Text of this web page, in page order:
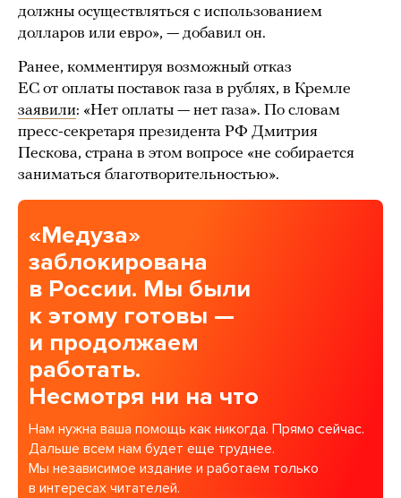
должны осуществляться с использованием
долларов или евро», — добавил он.
Ранее, комментируя возможный отказ
ЕС от оплаты поставок газа в рублях, в Кремле
заявили: «Нет оплаты — нет газа». По словам
пресс-секретаря президента РФ Дмитрия
Пескова, страна в этом вопросе «не собирается
заниматься благотворительностью».
«Медуза»
заблокирована
в России. Мы были
к этому готовы —
и продолжаем
работать.
Несмотря ни на что
Нам нужна ваша помощь как никогда. Прямо сейчас.
Дальше всем нам будет еще труднее.
Мы независимое издание и работаем только
в интересах читателей.